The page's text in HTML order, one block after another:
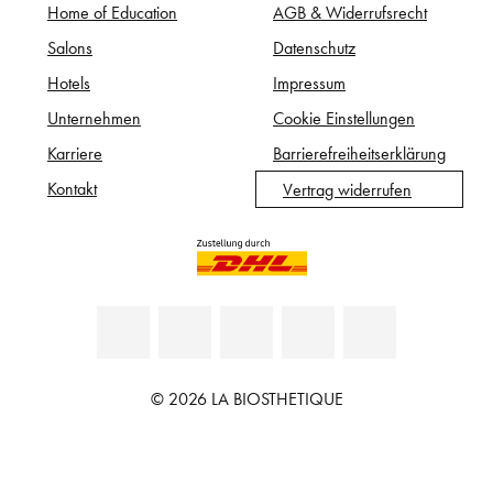
Home of Education
Salons
Hotels
Unternehmen
Karriere
Kontakt
AGB & Widerrufsrecht
Datenschutz
Impressum
Cookie Einstellungen
Barrierefreiheitserklärung
Vertrag widerrufen
© 2026 LA BIOSTHETIQUE